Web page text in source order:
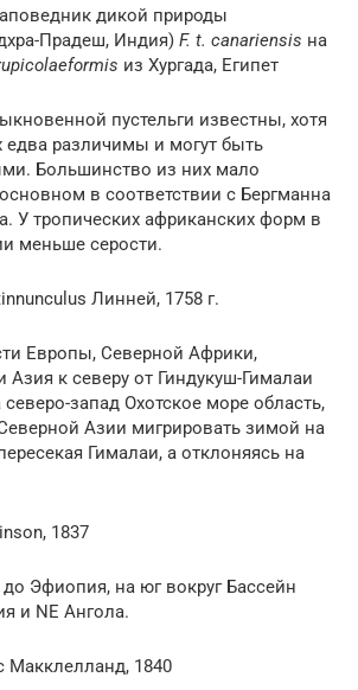
дикой природы
Прадеш, Индия) F. t. canariensis на
из Хургада, Египет
пустельги известны, хотя
едва различимы и могут быть
Большинство из них мало
в соответствии с Бергманна
У тропических африканских форм в
меньше серости.
Линней, 1758 г.
Европы, Северной Африки,
Азия к северу от Гиндукуш-Гималаи
запад Охотское море область,
Азии мигрировать зимой на
Гималаи, а отклоняясь на
1837
Эфиопия, на юг вокруг Бассейн
и NE Ангола.
Макклелланд, 1840